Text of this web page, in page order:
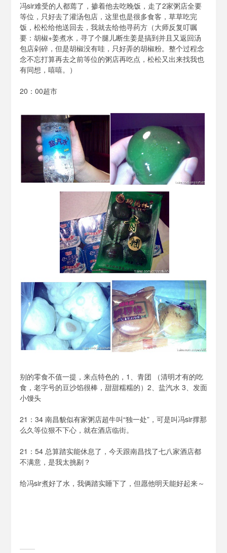
冯sir难受的人都蔫了，掺着他去吃晚饭，走了2家粥店全要
等位，只好去了灌汤包店，这里也是很多食客，草草吃完
饭，松松给他送回去，我就去给他寻药方（大师反复叮嘱
要：胡椒+姜煮水，寻了个腿儿断生姜是搞到并且又返回汤
包店剁碎，但是胡椒没有哇，只好弄的胡椒粉。整个过程念
念不忘打算再去之前等位的粥店再吃点，松松又出来找我也
有同想，嘻嘻。）
20：00超市
别的零食不值一提，来点特色的，1、青团 （清明才有的吃
食，老字号的豆沙馅很棒，甜甜糯糯的）2、盐汽水 3、发面
小馒头
21：34 南昌貌似有家粥店超牛叫“独一处”，可是叫冯sir撑那
么久等位狠不下心，就在酒店临街。
21：54 总算踏实能休息了，今天跟南昌找了七八家酒店都
不满意，是我太挑剔？
给冯sir煮好了水，我俩踏实睡下了，但愿他明天能好起来～